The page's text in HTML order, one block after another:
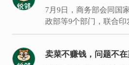
在哪里？
7月9日，商务部会同国
政部等9个部门，联合
创新发展的意见》。
卖菜不赚钱，问题不